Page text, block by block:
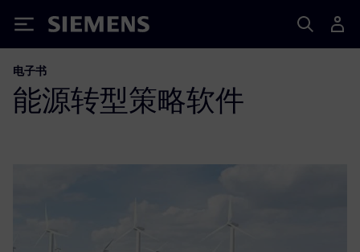
Siemens
电子书
能源转型策略软件